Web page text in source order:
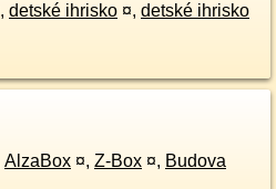
, detské ihrisko ¤, detské ihrisko
AlzaBox ¤, Z-Box ¤, Budova